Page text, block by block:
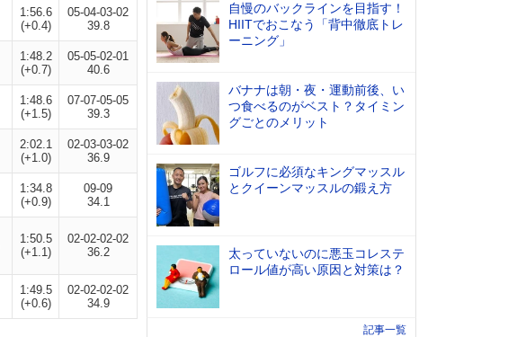
1:56.6
(+0.4)
05-04-03-02
39.8
1:48.2
(+0.7)
05-05-02-01
40.6
1:48.6
(+1.5)
07-07-05-05
39.3
2:02.1
(+1.0)
02-03-03-02
36.9
1:34.8
(+0.9)
09-09
34.1
1:50.5
(+1.1)
02-02-02-02
36.2
1:49.5
(+0.6)
02-02-02-02
34.9
自慢のバックラインを目指す！
HIITでおこなう「背中徹底トレ
ーニング」
バナナは朝・夜・運動前後、い
つ食べるのがベスト？タイミン
グごとのメリット
ゴルフに必須なキングマッスル
とクイーンマッスルの鍛え方
太っていないのに悪玉コレステ
ロール値が高い原因と対策は？
記事一覧